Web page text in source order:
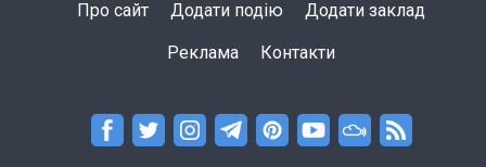
Про сайт Додати подію Додати заклад
Реклама Контакти